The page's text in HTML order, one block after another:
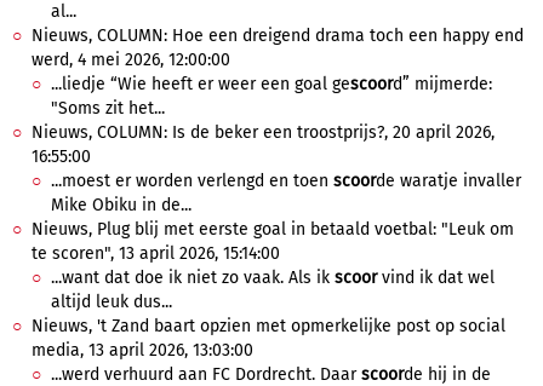
al...
Nieuws, COLUMN: Hoe een dreigend drama toch een happy end
werd, 4 mei 2026, 12:00:00
...liedje “Wie heeft er weer een goal gescoord” mijmerde:
"Soms zit het...
Nieuws, COLUMN: Is de beker een troostprijs?, 20 april 2026,
16:55:00
...moest er worden verlengd en toen scoorde waratje invaller
Mike Obiku in de...
Nieuws, Plug blij met eerste goal in betaald voetbal: "Leuk om
te scoren", 13 april 2026, 15:14:00
...want dat doe ik niet zo vaak. Als ik scoorvind ik dat wel
altijd leuk dus...
Nieuws, 't Zand baart opzien met opmerkelijke post op social
media, 13 april 2026, 13:03:00
...werd verhuurd aan FC Dordrecht. Daarscoorde hij in de